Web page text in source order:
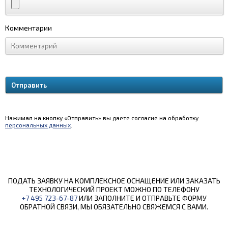
Комментарии
Нажимая на кнопку «Отправить» вы даете согласие на обработку
персональных данных
ПОДАТЬ ЗАЯВКУ НА КОМПЛЕКСНОЕ ОСНАЩЕНИЕ ИЛИ ЗАКАЗАТЬ
ТЕХНОЛОГИЧЕСКИЙ ПРОЕКТ МОЖНО ПО ТЕЛЕФОНУ
+7 495 723-67-87ИЛИ ЗАПОЛНИТЕ И ОТПРАВЬТЕ ФОРМУ
ОБРАТНОЙ СВЯЗИ, МЫ ОБЯЗАТЕЛЬНО СВЯЖЕМСЯ С ВАМИ.